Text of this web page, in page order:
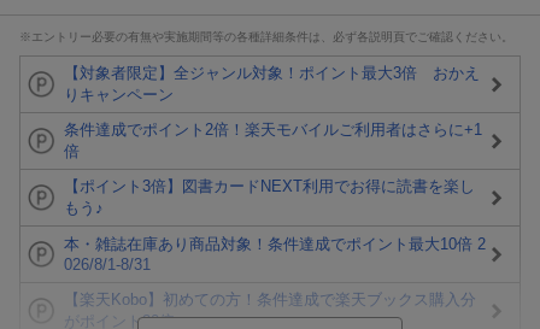
※エントリー必要の有無や実施期間等の各種詳細条件は、必ず各説明頁でご確認ください。
【対象者限定】全ジャンル対象！ポイント最大3倍 おかえ
りキャンペーン
条件達成でポイント2倍！楽天モバイルご利用者はさらに+1
倍
【ポイント3倍】図書カードNEXT利用でお得に読書を楽し
もう♪
本・雑誌在庫あり商品対象！条件達成でポイント最大10倍 2
026/8/1-8/31
【楽天Kobo】初めての方！条件達成で楽天ブックス購入分
がポイント20倍